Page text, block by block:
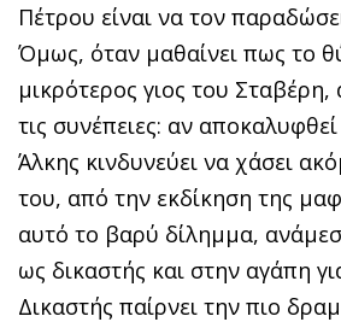
Πέτρου είναι να τον
Όμως, όταν μαθαίνει πως το
μικρότερος γιος του Σταβέρη,
τις συνέπειες: αν
Άλκης κινδυνεύει να χάσει
του, από την εκδίκηση της
αυτό το βαρύ δίλημμα,
ως δικαστής και στην αγάπη
Δικαστής παίρνει την πιο